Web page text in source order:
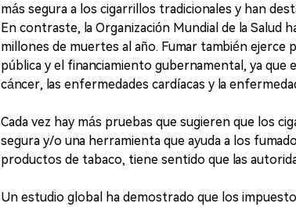
más segura a los cigarrillos tradicionales y han
En contraste, la Organización Mundial de la Salud
millones de muertes al año. Fumar también ejerce
pública y el financiamiento gubernamental, ya que
cáncer, las enfermedades cardíacas y la
Cada vez hay más pruebas que sugieren que los
segura y/o una herramienta que ayuda a los
productos de tabaco, tiene sentido que las
Un estudio global ha demostrado que los